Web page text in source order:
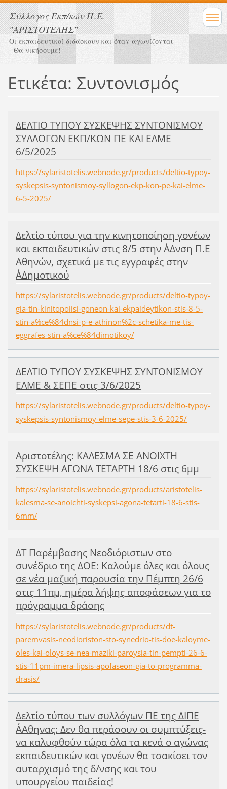
Σύλλογος Eκπ/κών Π.Ε.
"ΑΡΙΣΤΟΤΕΛΗΣ"
Οι εκπαιδευτικοί διδάσκουν και όταν αγωνίζονται
- Θα νικήσουμε!
Ετικέτα: Συντονισμός
ΔΕΛΤΙΟ ΤΥΠΟΥ ΣΥΣΚΕΨΗΣ ΣΥΝΤΟΝΙΣΜΟΥ
ΣΥΛΛΟΓΩΝ ΕΚΠ/ΚΩΝ ΠΕ ΚΑΙ ΕΛΜΕ
6/5/2025
https://sylaristotelis.webnode.gr/products/deltio-typoy-
syskepsis-syntonismoy-syllogon-ekp-kon-pe-kai-elme-
6-5-2025/
Δελτίο τύπου για την κινητοποίηση γονέων
και εκπαιδευτικών στις 8/5 στην Α΄Δνση Π.Ε
Αθηνών, σχετικά με τις εγγραφές στην
Α΄Δημοτικού
https://sylaristotelis.webnode.gr/products/deltio-typoy-
gia-tin-kinitopoiisi-goneon-kai-ekpaideytikon-stis-8-5-
stin-a%ce%84dnsi-p-e-athinon%2c-schetika-me-tis-
eggrafes-stin-a%ce%84dimotikoy/
ΔΕΛΤΙΟ ΤΥΠΟΥ ΣΥΣΚΕΨΗΣ ΣΥΝΤΟΝΙΣΜΟΥ
ΕΛΜΕ & ΣΕΠΕ στις 3/6/2025
https://sylaristotelis.webnode.gr/products/deltio-typoy-
syskepsis-syntonismoy-elme-sepe-stis-3-6-2025/
Αριστοτέλης: ΚΑΛΕΣΜΑ ΣΕ ΑΝΟΙΧΤΗ
ΣΥΣΚΕΨΗ ΑΓΩΝΑ ΤΕΤΑΡΤΗ 18/6 στις 6μμ
https://sylaristotelis.webnode.gr/products/aristotelis-
kalesma-se-anoichti-syskepsi-agona-tetarti-18-6-stis-
6mm/
ΔΤ Παρέμβασης Νεοδιόριστων στο
συνέδριο της ΔΟΕ: Καλούμε όλες και όλους
σε νέα μαζική παρουσία την Πέμπτη 26/6
στις 11πμ, ημέρα λήψης αποφάσεων για το
πρόγραμμα δράσης
https://sylaristotelis.webnode.gr/products/dt-
paremvasis-neodioriston-sto-synedrio-tis-doe-kaloyme-
oles-kai-oloys-se-nea-maziki-paroysia-tin-pempti-26-6-
stis-11pm-imera-lipsis-apofaseon-gia-to-programma-
drasis/
Δελτίο τύπου των συλλόγων ΠΕ της ΔΙΠΕ
Α΄Αθηνας: Δεν θα περάσουν οι συμπτύξεις-
να καλυφθούν τώρα όλα τα κενά ο αγώνας
εκπαιδευτικών και γονέων θα τσακίσει τον
αυταρχισμό της δ/νσης και του
υπουργείου παιδείας!